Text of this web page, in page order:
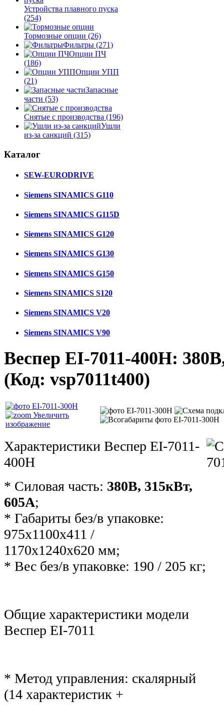
Устройства плавного пуска
(254)
Тормозные опции (26)
Фильтры (271)
Опции ПЧ
(186)
Опции УПП
(21)
Запасные
части (53)
Снятые с производства (196)
Ушли
из-за санкций (315)
Каталог
SEW-EURODRIVE
Siemens SINAMICS G110
Siemens SINAMICS G115D
Siemens SINAMICS G120
Siemens SINAMICS G130
Siemens SINAMICS G150
Siemens SINAMICS S120
Siemens SINAMICS V20
Siemens SINAMICS V90
Веспер ЕI-7011-400Н:
(Код: vsp7011t400)
Увеличить
изображение
Характеристики Веспер ЕI-7011-
400Н
* Силовая часть: 380В, 315кВт,
605А;
* Габариты без/в упаковке:
975х1100х411 /
1170х1240х620 мм;
* Вес без/в упаковке: 190 / 205 кг;
Общие характеристики модели
Веспер ЕI-7011
* Метод управления: скалярный
(14 характеристик +